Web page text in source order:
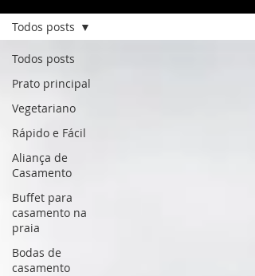
Todos posts
Prato principal
Vegetariano
Rápido e Fácil
Aliança de
Casamento
Buffet para
casamento na
praia
Bodas de
casamento
Todos posts